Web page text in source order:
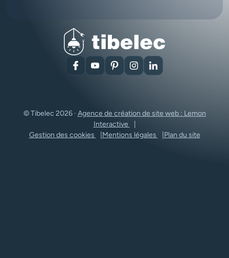
FacebookYouTubePinterestInstagramLinkedIn
© Tibelec 2026 · Agence de création de site web : Lemon
Interactive
Gestion des cookies
Mentions légales Plan du site